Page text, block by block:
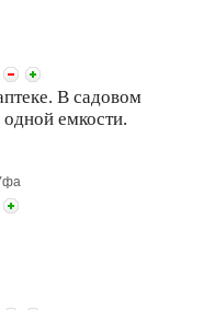
В садовом
емкости.